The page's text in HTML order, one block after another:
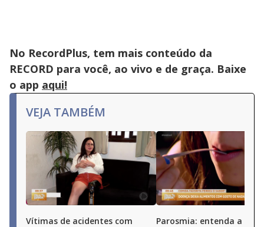
No RecordPlus, tem mais conteúdo da
RECORD para você, ao vivo e de graça. Baixe
o app aqui!
VEJA TAMBÉM
Vítimas de acidentes com
Parosmia: entenda a